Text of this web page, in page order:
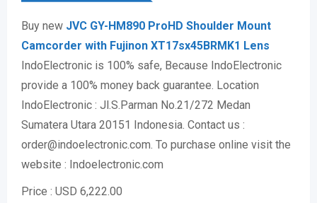
Buy new JVC GY-HM890 ProHD Shoulder Mount
Camcorder with Fujinon XT17sx45BRMK1 Lens
IndoElectronic is 100% safe, Because IndoElectronic
provide a 100% money back guarantee. Location
IndoElectronic : Jl.S.Parman No.21/272 Medan
Sumatera Utara 20151 Indonesia. Contact us :
order@indoelectronic.com. To purchase online visit the
website : Indoelectronic.com
Price : USD 6,222.00